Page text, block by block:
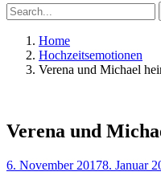
Search
Search
for:
Home
Hochzeitsemotionen
Verena und Michael
Verena und
6. November 20178. Januar